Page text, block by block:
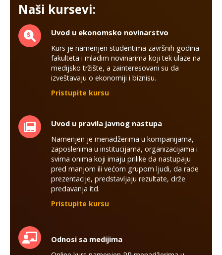
Naši kursevi:
Uvod u ekonomsko novinarstvo
Kurs je namenjen studentima završnih godina
fakulteta i mladim novinarima koji tek ulaze na
medijsko tržište, a zainteresovani su da
izveštavaju o ekonomiji i biznisu.
Pristupite kursu
Uvod u pravila javnog nastupa
Namenjen je menadžerima u kompanijama,
zaposlenima u institucijama, organizacijama i
svima onima koji imaju prilike da nastupaju
pred manjom ili većom grupom ljudi, da rade
prezentacije, predstavljaju rezultate, drže
predavanja itd.
Pristupite kursu
Odnosi sa medijima